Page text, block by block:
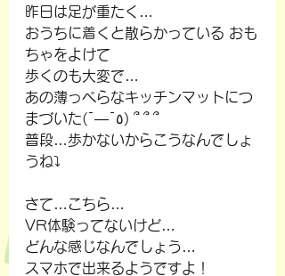
昨日は足が重たく…
おうちに着くと散らかっている おも
ちゃをよけて
歩くのも大変で…
あの薄っぺらなキッチンマットにつ
まづいた(¯―¯٥) ՞ ՞ ՞
普段…歩かないからこうなんでしょ
うね⤵
さて…こちら…
VR体験ってないけど…
どんな感じなんでしょう…
スマホで出来るようですよ！